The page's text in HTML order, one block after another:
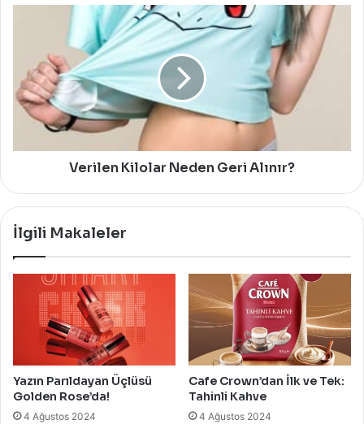
Alınır?
Verilen Kilolar Neden Geri Alınır?
İlgili Makaleler
Yazın Parıldayan Üçlüsü
Golden Rose’da!
4 Ağustos 2024
Cafe Crown’dan İlk ve Tek:
Tahinli Kahve
4 Ağustos 2024